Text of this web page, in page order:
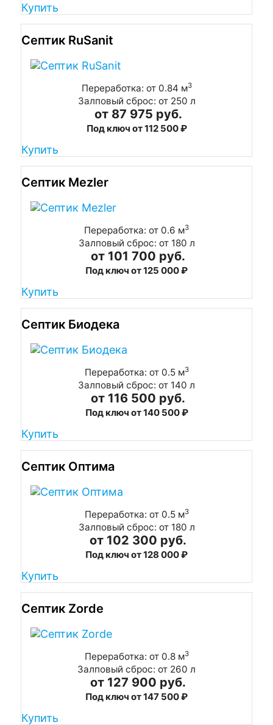
Купить
Септик RuSanit
Переработка: от 0.84 м3
Залповый сброс: от 250 л
от 87 975 руб.
Под ключ от 112 500 ₽
Купить
Септик Mezler
Переработка: от 0.6 м3
Залповый сброс: от 180 л
от 101 700 руб.
Под ключ от 125 000 ₽
Купить
Септик Биодека
Переработка: от 0.5 м3
Залповый сброс: от 140 л
от 116 500 руб.
Под ключ от 140 500 ₽
Купить
Септик Оптима
Переработка: от 0.5 м3
Залповый сброс: от 180 л
от 102 300 руб.
Под ключ от 128 000 ₽
Купить
Септик Zorde
Переработка: от 0.8 м3
Залповый сброс: от 260 л
от 127 900 руб.
Под ключ от 147 500 ₽
Купить